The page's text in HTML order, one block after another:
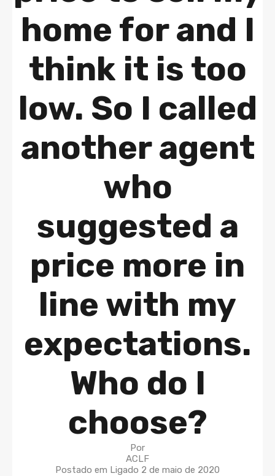
home for and I
think it is too
low. So I called
another agent
who
suggested a
price more in
line with my
expectations.
Who do I
choose?
Por
ACLF
Postado em Ligado 2 de maio de 2020